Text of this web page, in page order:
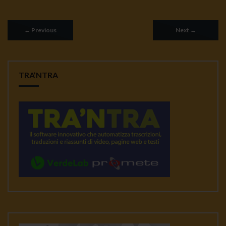
← Previous Next →
TRA’NTRA